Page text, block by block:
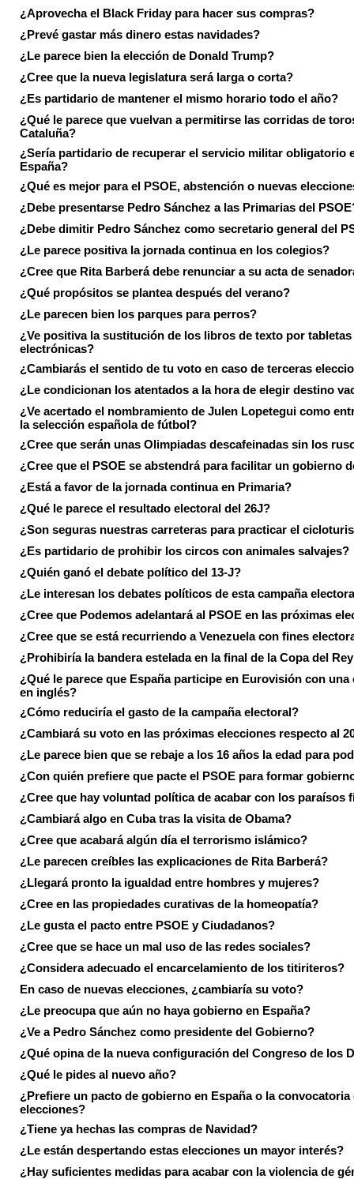
¿Aprovecha el Black Friday para hacer sus compras?
¿Prevé gastar más dinero estas navidades?
¿Le parece bien la elección de Donald Trump?
¿Cree que la nueva legislatura será larga o corta?
¿Es partidario de mantener el mismo horario todo el año?
¿Qué le parece que vuelvan a permitirse las corridas de
Cataluña?
¿Sería partidario de recuperar el servicio militar obligatorio
España?
¿Qué es mejor para el PSOE, abstención o nuevas
¿Debe presentarse Pedro Sánchez a las Primarias del
¿Debe dimitir Pedro Sánchez como secretario general del
¿Le parece positiva la jornada continua en los colegios?
¿Cree que Rita Barberá debe renunciar a su acta de
¿Qué propósitos se plantea después del verano?
¿Le parecen bien los parques para perros?
¿Ve positiva la sustitución de los libros de texto por tabletas
electrónicas?
¿Cambiarás el sentido de tu voto en caso de terceras
¿Le condicionan los atentados a la hora de elegir destino
¿Ve acertado el nombramiento de Julen Lopetegui como
la selección española de fútbol?
¿Cree que serán unas Olimpiadas descafeinadas sin los
¿Cree que el PSOE se abstendrá para facilitar un gobierno
¿Está a favor de la jornada continua en Primaria?
¿Qué le parece el resultado electoral del 26J?
¿Son seguras nuestras carreteras para practicar el
¿Es partidario de prohibir los circos con animales salvajes?
¿Quién ganó el debate político del 13-J?
¿Le interesan los debates políticos de esta campaña
¿Cree que Podemos adelantará al PSOE en las próximas
¿Cree que se está recurriendo a Venezuela con fines
¿Prohibiría la bandera estelada en la final de la Copa del
¿Qué le parece que España participe en Eurovisión con una
en inglés?
¿Cómo reduciría el gasto de la campaña electoral?
¿Cambiará su voto en las próximas elecciones respecto al
¿Le parece bien que se rebaje a los 16 años la edad para
¿Con quién prefiere que pacte el PSOE para formar
¿Cree que hay voluntad política de acabar con los paraísos
¿Cambiará algo en Cuba tras la visita de Obama?
¿Cree que acabará algún día el terrorismo islámico?
¿Le parecen creíbles las explicaciones de Rita Barberá?
¿Llegará pronto la igualdad entre hombres y mujeres?
¿Cree en las propiedades curativas de la homeopatía?
¿Le gusta el pacto entre PSOE y Ciudadanos?
¿Cree que se hace un mal uso de las redes sociales?
¿Considera adecuado el encarcelamiento de los titiriteros?
En caso de nuevas elecciones, ¿cambiaría su voto?
¿Le preocupa que aún no haya gobierno en España?
¿Ve a Pedro Sánchez como presidente del Gobierno?
¿Qué opina de la nueva configuración del Congreso de los
¿Qué le pides al nuevo año?
¿Prefiere un pacto de gobierno en España o la convocatoria
elecciones?
¿Tiene ya hechas las compras de Navidad?
¿Le están despertando estas elecciones un mayor interés?
¿Hay suficientes medidas para acabar con la violencia de